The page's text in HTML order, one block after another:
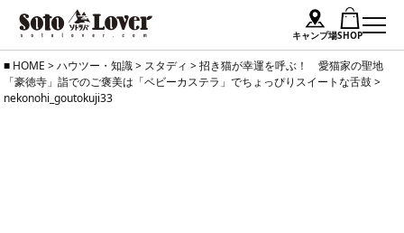
キャンプ場SHOP
Skip
to
HOME >ハウツー・知識> スタディ >招き猫が幸運を呼ぶ！ 愛猫家の聖地
「豪徳寺」詣でのご褒美は「ベビーカステラ」でちょっぴりスイートな舌鼓>
nekonohi_goutokuji33